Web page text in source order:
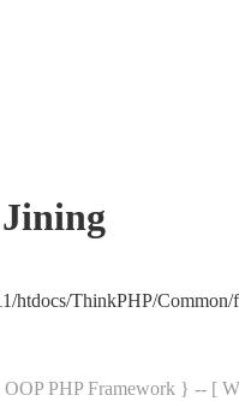
htdocs/ThinkPHP/
OOP PHP Framework } -- [